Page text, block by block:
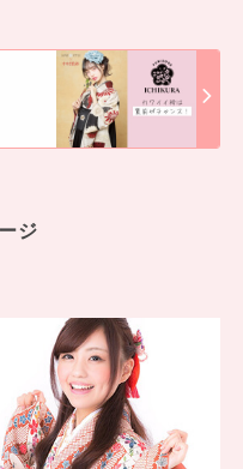
店
店
店
店
ジ